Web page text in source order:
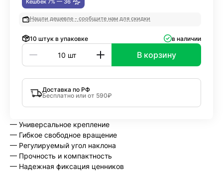
Нашли дешевле - сообщите нам для скидки
10 штук в упаковке в наличии
В корзину
Доставка по РФ
Бесплатно или от 590₽
— Универсальное крепление
— Гибкое свободное вращение
— Регулируемый угол наклона
— Прочность и компактность
— Надежная фиксация ценников